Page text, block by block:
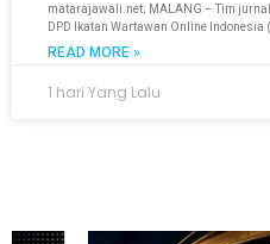
matarajawali.net; MALANG – Tim
DPD Ikatan Wartawan Online Indonesia
READ MORE »
1 hari Yang Lalu